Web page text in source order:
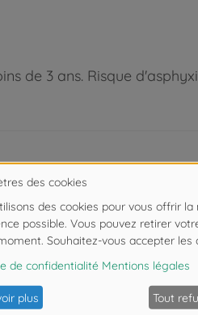
de 3 ans. Risque
Toys contient tout ce
barrières, des sons et des
4 petites voitures
garage.
enfants de faire